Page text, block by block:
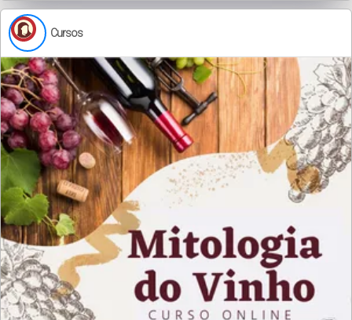
Cursos